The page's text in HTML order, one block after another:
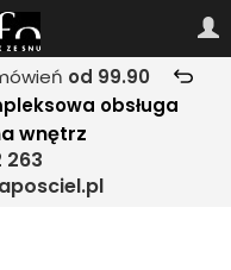
od 99.90
obsługa
wnętrz
263